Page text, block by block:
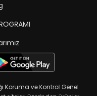
Koruma ve Kontrol Genel